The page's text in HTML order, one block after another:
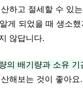
하고 절세할 수 있
게 되었을 때 생소
않답니다.
의 배기량과 소유 기
해보는 것이 좋아요